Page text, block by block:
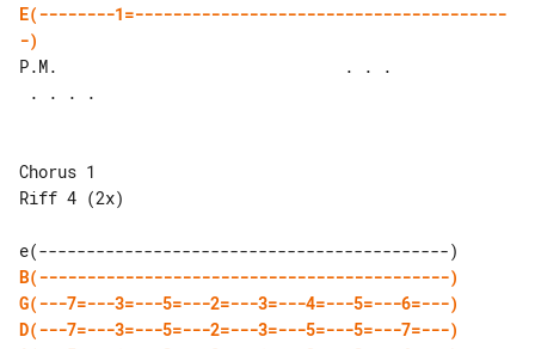
E(--------1=---------------------------------------
-)
P.M.                              . . .
Chorus 1
Riff 4 (2x)
B(-------------------------------------------)
G(---7=---3=---5=---2=---3=---4=---5=---6=---)
D(---7=---3=---5=---2=---3=---5=---5=---7=---)